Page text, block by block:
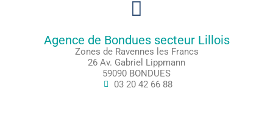
Agence de Bondues secteur Lillois
Zones de Ravennes les Francs
26 Av. Gabriel Lippmann
59090 BONDUES
03 20 42 66 88